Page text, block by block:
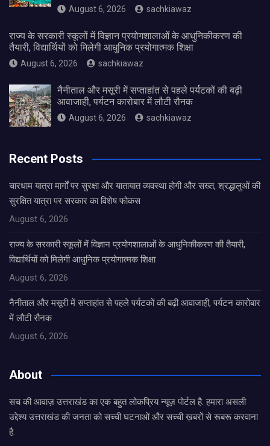
August 6, 2026 sachkiawaz
राज्य के सरकारी स्कूलों में विज्ञान प्रयोगशालाओं के आधुनिकीकरण की
तैयारी, विद्यार्थियों को मिलेगी आधुनिक प्रयोगात्मक शिक्षा
August 6, 2026 sachkiawaz
नैनीताल और मसूरी में सप्ताहांत से पहले पर्यटकों की बढ़ी
आवाजाही, पर्यटन कारोबार में लौटी रौनक
August 6, 2026 sachkiawaz
Recent Posts
चारधाम यात्रा मार्गों पर सुरक्षा और यातायात व्यवस्था होगी और सख्त, श्रद्धालुओं की
सुरक्षित यात्रा पर सरकार का विशेष फोकस
August 6, 2026
राज्य के सरकारी स्कूलों में विज्ञान प्रयोगशालाओं के आधुनिकीकरण की तैयारी,
विद्यार्थियों को मिलेगी आधुनिक प्रयोगात्मक शिक्षा
August 6, 2026
नैनीताल और मसूरी में सप्ताहांत से पहले पर्यटकों की बढ़ी आवाजाही, पर्यटन कारोबार
में लौटी रौनक
August 6, 2026
About
सच की आवाज़ उत्तराखंड का एक बहुत लोकप्रिय न्यूज़ पोर्टल है. हमारा असली
उद्देश्य उत्तराखंड की जनता को सच्ची घटनाओं और सच्ची ख़बरों से रूबरू करवाना
है.